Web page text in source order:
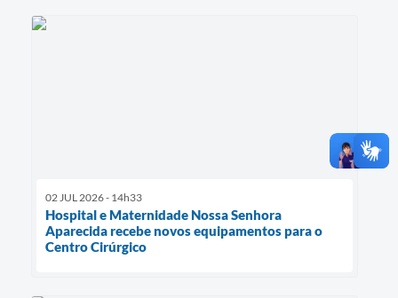
02 JUL 2026 - 14h33
Hospital e Maternidade Nossa Senhora
Aparecida recebe novos equipamentos para o
Centro Cirúrgico